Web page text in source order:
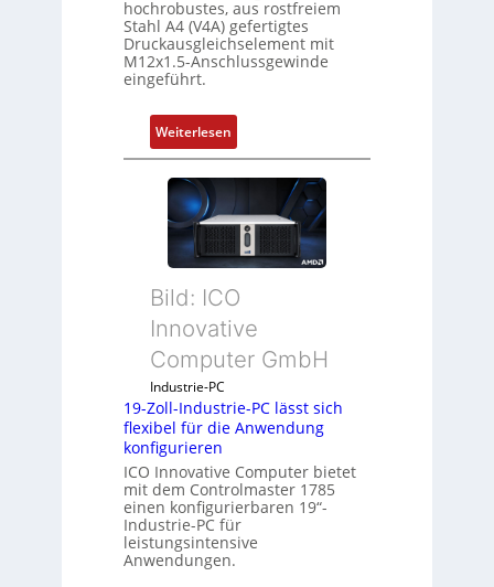
hochrobustes, aus rostfreiem
Stahl A4 (V4A) gefertigtes
Druckausgleichselement mit
M12x1.5-Anschlussgewinde
eingeführt.
Weiterlesen:
D
r
u
c
a
u
s
g
l
i
c
s
e
l
e
m
Bild: ICO
Innovative
Computer GmbH
Industrie-PC
19-Zoll-Industrie-PC lässt sich
flexibel für die Anwendung
konfigurieren
ICO Innovative Computer bietet
mit dem Controlmaster 1785
einen konfigurierbaren 19“-
Industrie-PC für
leistungsintensive
Anwendungen.